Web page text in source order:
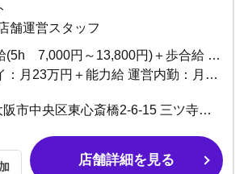
舗運営スタッフ
円)＋歩合給 ※バック率60～90%!! +功労金+ボーナス多数 （新人さんがとりやすいボーナスをたくさん用意しています）
23万円＋能力給 運営内勤：月30万＋能力給＋ボーナス
大阪府大阪市中央区東心斎橋2-6-15 三ツ寺ギャラクシービル6号館2F
店舗詳細を見る